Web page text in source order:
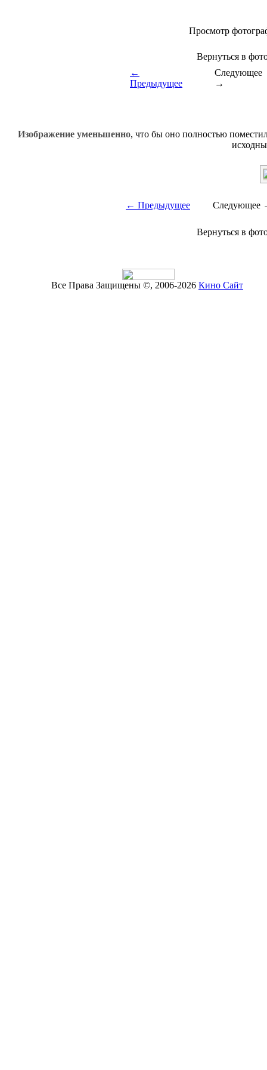
Просмотр
Вернуться в
←
Предыдущее
Следующее
→
Изображение уменьшенно, что бы оно полностью
← Предыдущее Следующее
Вернуться в
Все Права Защищены ©, 2006-2026 Кино Сайт